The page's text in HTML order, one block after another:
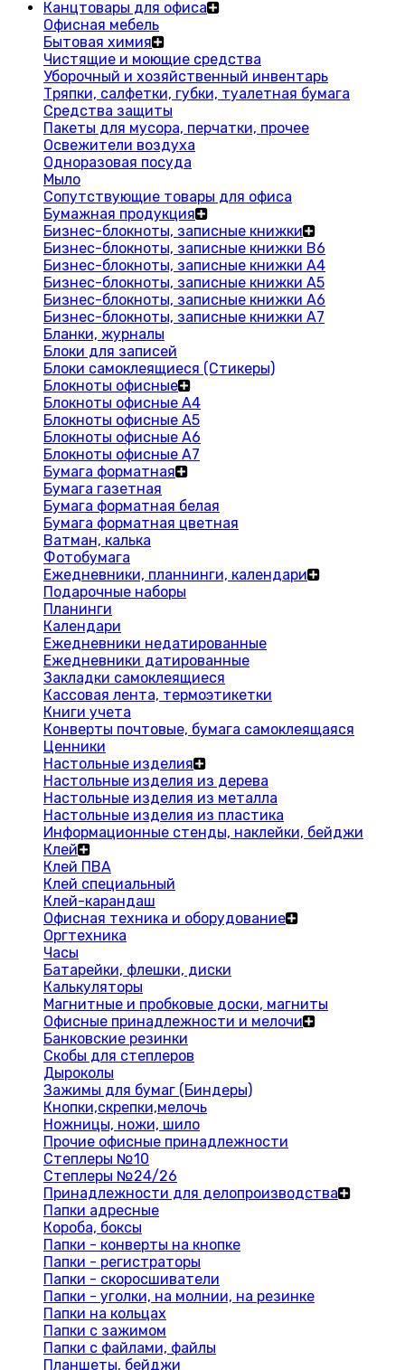
Канцтовары для офиса
Офисная мебель
Бытовая химия
Чистящие и моющие средства
Уборочный и хозяйственный инвентарь
Тряпки, салфетки, губки, туалетная бумага
Средства защиты
Пакеты для мусора, перчатки, прочее
Освежители воздуха
Одноразовая посуда
Мыло
Сопутствующие товары для офиса
Бумажная продукция
Бизнес-блокноты, записные книжки
Бизнес-блокноты, записные книжки В6
Бизнес-блокноты, записные книжки A4
Бизнес-блокноты, записные книжки А5
Бизнес-блокноты, записные книжки А6
Бизнес-блокноты, записные книжки А7
Бланки, журналы
Блоки для записей
Блоки самоклеящиеся (Стикеры)
Блокноты офисные
Блокноты офисные A4
Блокноты офисные A5
Блокноты офисные A6
Блокноты офисные A7
Бумага форматная
Бумага газетная
Бумага форматная белая
Бумага форматная цветная
Ватман, калька
Фотобумага
Ежедневники, планнинги, календари
Подарочные наборы
Планинги
Календари
Ежедневники недатированные
Ежедневники датированные
Закладки самоклеящиеся
Кассовая лента, термоэтикетки
Книги учета
Конверты почтовые, бумага самоклеящаяся
Ценники
Настольные изделия
Настольные изделия из дерева
Настольные изделия из металла
Настольные изделия из пластика
Информационные стенды, наклейки, бейджи
Клей
Клей ПВА
Клей специальный
Клей-карандаш
Офисная техника и оборудование
Оргтехника
Часы
Батарейки, флешки, диски
Калькуляторы
Магнитные и пробковые доски, магниты
Офисные принадлежности и мелочи
Банковские резинки
Скобы для степлеров
Дыроколы
Зажимы для бумаг (Биндеры)
Кнопки,скрепки,мелочь
Ножницы, ножи, шило
Прочие офисные принадлежности
Степлеры №10
Степлеры №24/26
Принадлежности для делопроизводства
Папки адресные
Короба, боксы
Папки - конверты на кнопке
Папки - регистраторы
Папки - скоросшиватели
Папки - уголки, на молнии, на резинке
Папки на кольцах
Папки с зажимом
Папки с файлами, файлы
Планшеты, бейджи